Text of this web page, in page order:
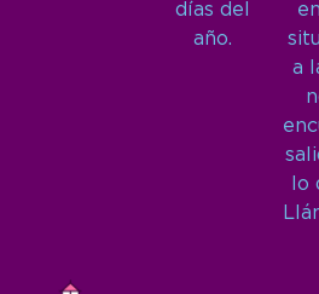
días del
año.
a
lo